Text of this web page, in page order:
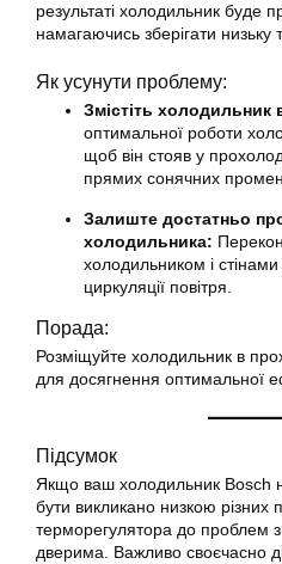
результаті холодильник буде
намагаючись зберігати низьку
Як усунути проблему:
Змістіть холодильник
оптимальної роботи
щоб він стояв у
прямих сонячних
Залиште достатньо
холодильника:
холодильником і
циркуляції повітря.
Порада:
Розміщуйте холодильник в
для досягнення оптимальної
Підсумок
Якщо ваш холодильник Bosch
бути викликано низкою різних
терморегулятора до проблем
дверима. Важливо своєчасно